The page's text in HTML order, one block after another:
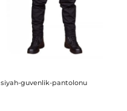
siyah-guvenlik-pantolonu